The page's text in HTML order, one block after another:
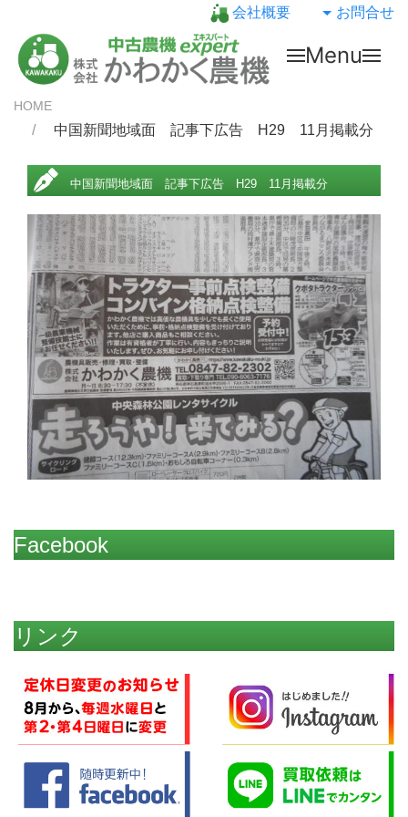
会社概要 お問合せ
Menu
HOME
中国新聞地域面 記事下広告 H29 11月掲載分
中国新聞地域面 記事下広告 H29 11月掲載分
Facebook
リンク